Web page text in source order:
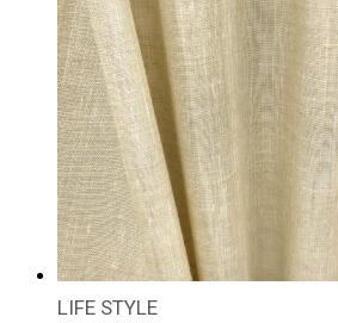
LIFE STYLE